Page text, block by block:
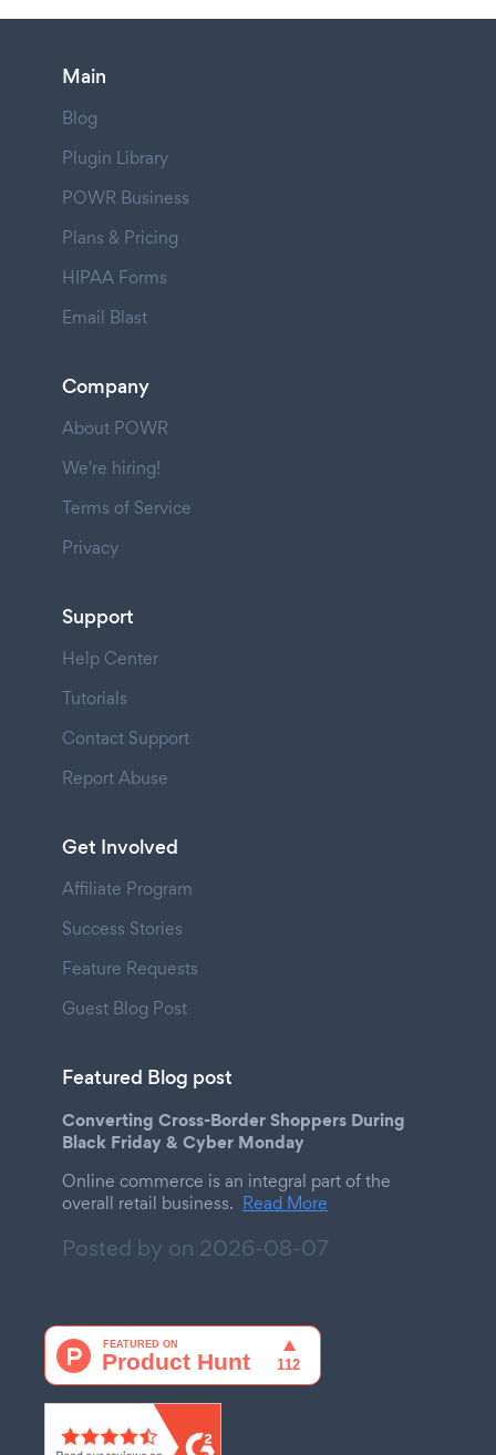
Main
Blog
Plugin Library
POWR Business
Plans & Pricing
HIPAA Forms
Email Blast
Company
About POWR
We're hiring!
Terms of Service
Privacy
Support
Help Center
Tutorials
Contact Support
Report Abuse
Get Involved
Affiliate Program
Success Stories
Feature Requests
Guest Blog Post
Featured Blog post
Converting Cross-Border Shoppers During
Black Friday & Cyber Monday
Online commerce is an integral part of the
overall retail business. Read More
Posted by on 2026-08-07